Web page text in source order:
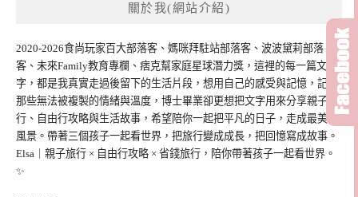
關於我(網站介紹)
2020-2026食尚玩家百大部落客、媽咪拜駐站部落客、波波黛莉部落
客、未來Family教育專欄、痞克幫家庭星球潛力獎，這裡的每一篇文
字，都是我真實走過後留下的生活片段，想用自己的感受與記憶，記錄
那些無法被複製的情緒與溫度，博士畢業卻更想把文字用來分享親子旅
行、自由行攻略與生活故事，希望陪你一起把平凡的日子，走成最美的
風景。帶著三個孩子一起看世界，把旅行變成成長，把回憶寫成故事。
Elsa｜親子旅行 × 自由行攻略 × 省錢旅行，陪你帶著孩子一起看世界。
✨